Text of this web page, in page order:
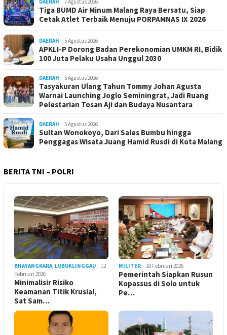
DAERAH 7 Agustus 2026
Tiga BUMD Air Minum Malang Raya Bersatu, Siap
Cetak Atlet Terbaik Menuju PORPAMNAS IX 2026
DAERAH 5 Agustus 2026
APKLI-P Dorong Badan Perekonomian UMKM RI, Bidik
100 Juta Pelaku Usaha Unggul 2030
DAERAH 5 Agustus 2026
Tasyakuran Ulang Tahun Tommy Johan Agusta
Warnai Launching Joglo Seminingrat, Jadi Ruang
Pelestarian Tosan Aji dan Budaya Nusantara
DAERAH 5 Agustus 2026
Sultan Wonokoyo, Dari Sales Bumbu hingga
Penggagas Wisata Juang Hamid Rusdi di Kota Malang
BERITA TNI – POLRI
BHAYANGKARA, LUBUKLINGGAU
12
Februari 2026
Minimalisir Risiko
Keamanan Titik Krusial,
Sat Sam…
MILITER 10 Februari 2026
Pemerintah Siapkan Rusun
Kopassus di Solo untuk
Pe…